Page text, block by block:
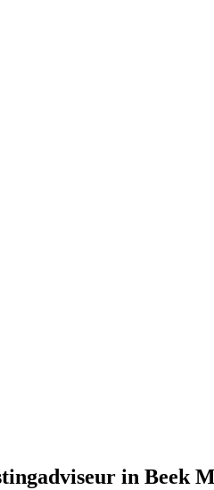
in Beek